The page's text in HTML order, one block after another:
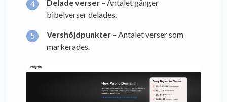
Delade verser – Antalet gånger
bibelverser delades.
Vershöjdpunkter – Antalet verser som
markerades.